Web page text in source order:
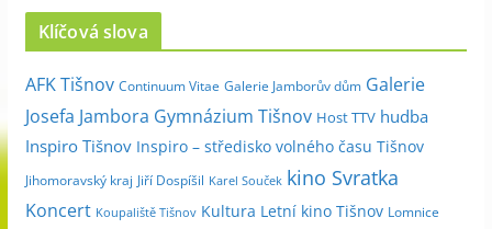
c
v
d
l
e
m
Klíčová slova
AFK Tišnov Continuum Vitae Galerie Jamborův dům Galerie
Josefa Jambora Gymnázium Tišnov Host TTV hudba
Inspiro Tišnov Inspiro – středisko volného času Tišnov
Jihomoravský kraj Jiří Dospíšil Karel Souček kino Svratka
Koncert Koupaliště Tišnov Kultura Letní kino Tišnov Lomnice